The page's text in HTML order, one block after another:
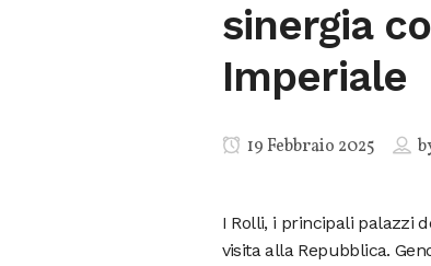
sinergia
Imperiale
19 Febbraio 2025
I Rolli, i principali palazzi
visita alla Repubblica.